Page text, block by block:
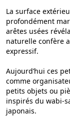
La surface
profondément
arêtes usées
naturelle confère
expressif.
Aujourd’hui ces
comme
petits objets ou
inspirés du wabi-
japonais.